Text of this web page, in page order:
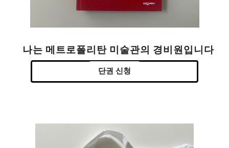
나는 메트로폴리탄 미술관의 경비원입니다
단권 신청